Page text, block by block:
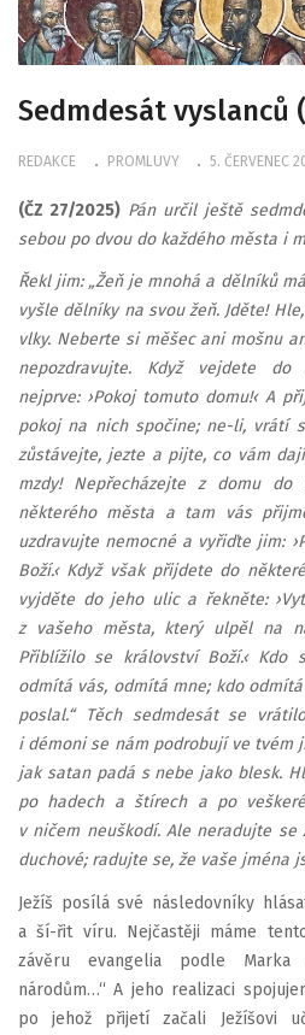
Sedmdesát vyslanců
REDAKCE PROMLUVY 5. ČERVENEC
(ČZ 27/2025) Pán určil ještě
sebou po dvou do každého města i
Řekl jim: „Žeň je mnohá a dělníků
vyšle dělníky na svou žeň. Jděte!
vlky. Neberte si měšec ani mošnu
nepozdravujte. Když vejdete do
nejprve: ›Pokoj tomuto domu!‹ A
pokoj na nich spočine; ne-li, vrátí
zůstávejte, jezte a pijte, co vám
mzdy! Nepřecházejte z domu
některého města a tam vás
uzdravujte nemocné a vyřiďte jim:
Boží.‹ Když však přijdete do
vyjděte do jeho ulic a řekněte:
z vašeho města, který ulpěl na
Přiblížilo se království Boží.‹
odmítá vás, odmítá mne; kdo
poslal.“ Těch sedmdesát se
i démoni se nám podrobují ve tvém
jak satan padá s nebe jako blesk.
po hadech a štírech a po
v ničem neuškodí. Ale neradujte
duchové; radujte se, že vaše jména
Ježíš posílá své následovníky
a ší-řit víru. Nejčastěji máme
závěru evangelia podle Marka
národům…“ A jeho realizaci
po jehož přijetí začali Ježíšovi